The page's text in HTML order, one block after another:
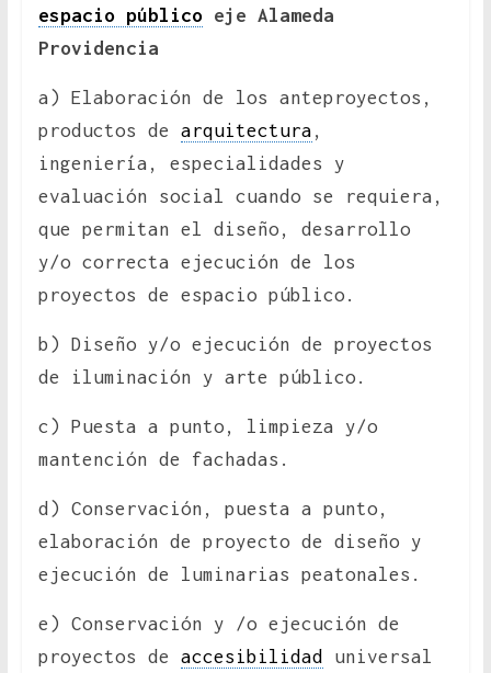
espacio públicoeje Alameda
Providencia
a) Elaboración de los anteproyectos,
productos de arquitectura ,
ingeniería, especialidades y
evaluación social cuando se requiera,
que permitan el diseño, desarrollo
y/o correcta ejecución de los
proyectos de espacio público.
b) Diseño y/o ejecución de proyectos
de iluminación y arte público.
c) Puesta a punto, limpieza y/o
mantención de fachadas.
d) Conservación, puesta a punto,
elaboración de proyecto de diseño y
ejecución de luminarias peatonales.
e) Conservación y /o ejecución de
proyectos de accesibilidad
universal